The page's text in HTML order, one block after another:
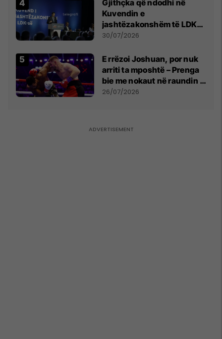
Gjithçka që ndodhi në
Kuvendin e
jashtëzakonshëm të LDK-
së
30/07/2026
E rrëzoi Joshuan, por nuk
arriti ta mposhtë – Prenga
bie me nokaut në raundin e
dytë
26/07/2026